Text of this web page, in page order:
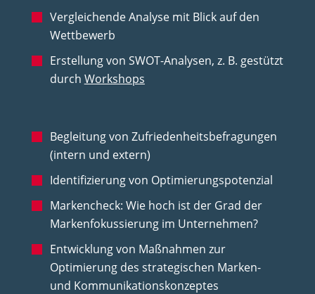
Vergleichende Analyse mit Blick auf den
Wettbewerb
Erstellung von SWOT-Analysen, z. B. gestützt
durch Workshops
Begleitung von Zufriedenheitsbefragungen
(intern und extern)
Identifizierung von Optimierungspotenzial
Markencheck: Wie hoch ist der Grad der
Markenfokussierung im Unternehmen?
Entwicklung von Maßnahmen zur
Optimierung des strategischen Marken-
und Kommunikationskonzeptes